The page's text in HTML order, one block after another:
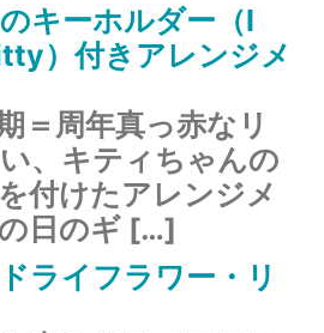
キーホルダー（I
）付きアレンジメ
＝周年真っ赤なリ
、キティちゃんの
付けたアレンジメ
日のギ […]
ライフラワー・リ